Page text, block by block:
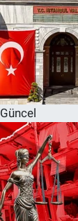
Güncel